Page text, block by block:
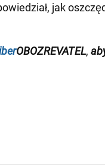
jak
OBOZREVATEL,